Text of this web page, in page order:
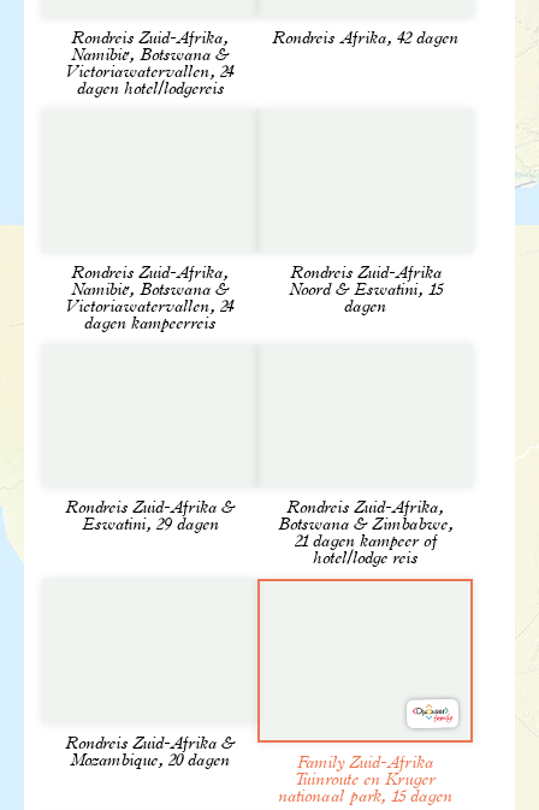
Prijs
Rondreis Zuid-Afrika,
Namibië, Botswana &
Victoriawatervallen, 24
dagen hotel/lodgereis
Rondreis Afrika, 42 dagen
Rondreis Zuid-Afrika,
Namibië, Botswana &
Victoriawatervallen, 24
dagen kampeerreis
Rondreis Zuid-Afrika
Noord & Eswatini, 15
dagen
Rondreis Zuid-Afrika &
Eswatini, 29 dagen
Rondreis Zuid-Afrika,
Botswana & Zimbabwe,
21 dagen kampeer of
hotel/lodge reis
Rondreis Zuid-Afrika &
Mozambique, 20 dagen
Family Zuid-Afrika
Tuinroute en Kruger
nationaal park, 15 dagen